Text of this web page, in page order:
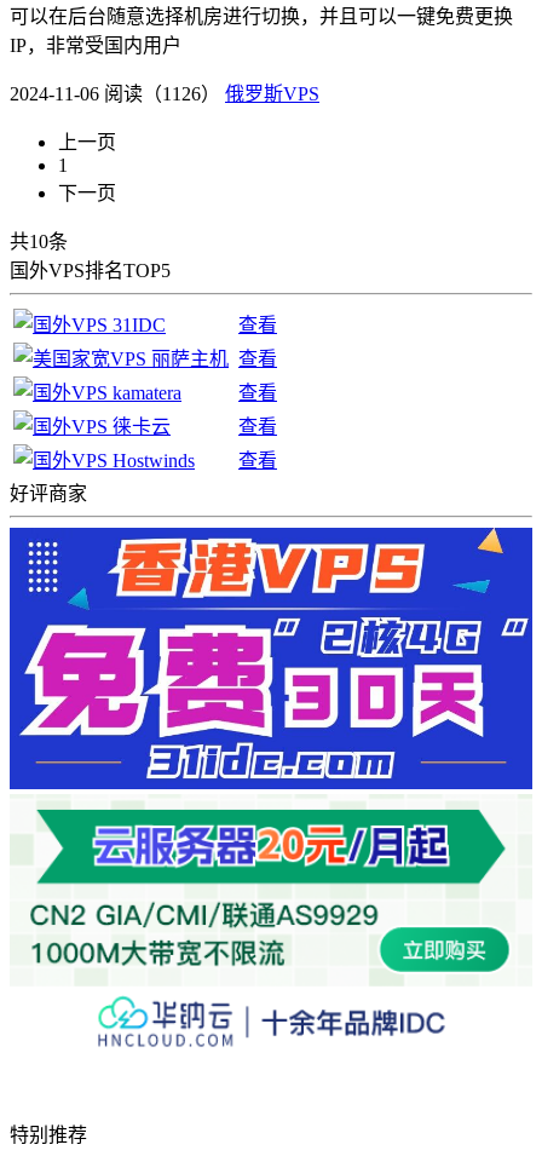
可以在后台随意选择机房进行切换，并且可以一键免费更换
IP，非常受国内用户
2024-11-06 阅读（1126） 俄罗斯VPS
上一页
1
下一页
共10条
国外VPS排名TOP5
查看
查看
查看
查看
查看
好评商家
特别推荐